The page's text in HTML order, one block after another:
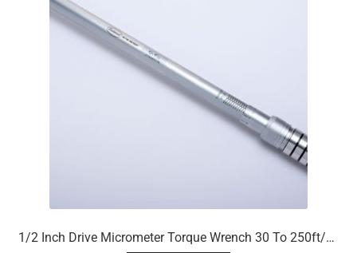
1/2 Inch Drive Micrometer Torque Wrench 30 To 250ft/Lb